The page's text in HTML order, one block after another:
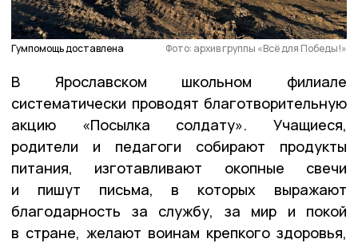
Гумпомощь доставлена Фото: архив группы «Всё для Победы!»
В Ярославском школьном филиале
систематически проводят благотворительную
акцию «Посылка солдату». Учащиеся,
родители и педагоги собирают продукты
питания, изготавливают окопные свечи
и пишут письма, в которых выражают
благодарность за службу, за мир и покой
в стране, желают воинам крепкого здоровья,